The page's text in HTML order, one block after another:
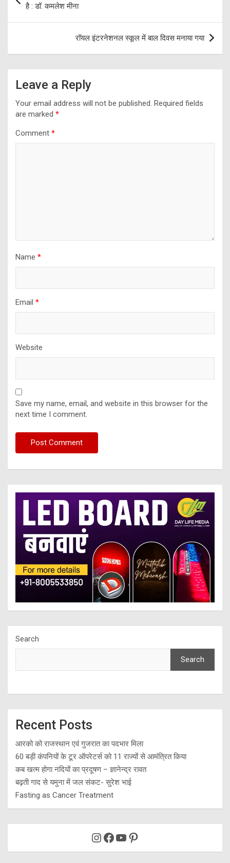
navigation
है : डॉ. कमलेश मीना
रॉयल इंटरनेशनल स्कूल में बाल दिवस मनाया गया
Leave a Reply
Your email address will not be published. Required fields
are marked *
Comment *
Name *
Email *
Website
Save my name, email, and website in this browser for the
next time I comment.
Search
Search
Recent Posts
आरको को राजस्थान एवं गुजरात का पदभार मिला
60 बड़ी कंपनियों के टूर ऑपरेटर्स को 11 राज्यों से आमंत्रित किया
कब खत्म होगा नदियों का प्रदूषण – ज्ञानेन्द्र रावत
बढ़ती गाद से यमुना में जल संकट- सुरेश भाई
Fasting as Cancer Treatment
Instagram
Facebook
YouTube
Pinterest